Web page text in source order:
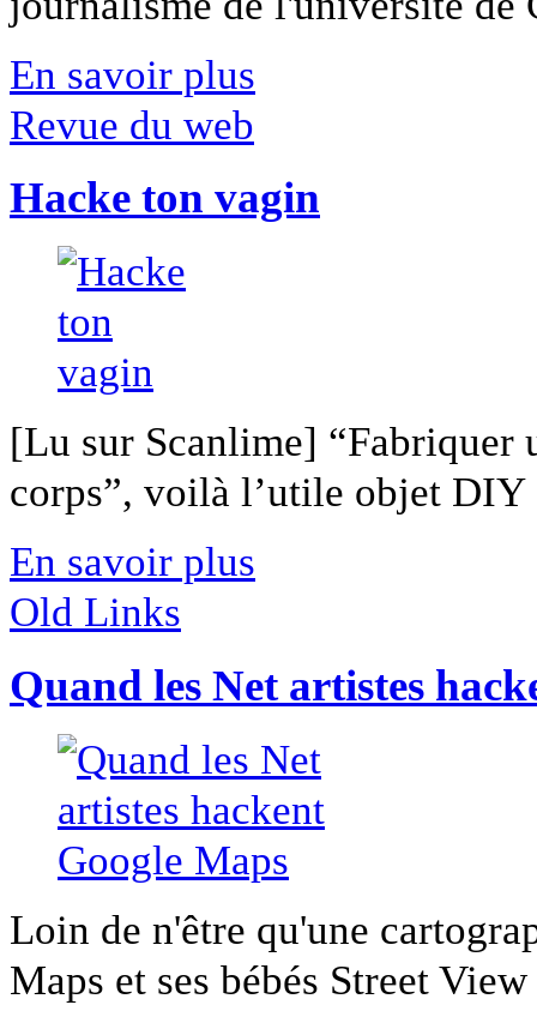
En savoir plus
Revue du web
Hacke ton vagin
[Lu sur Scanlime] “Fabriquer
corps”, voilà l’utile objet
En savoir plus
Old Links
Quand les Net artistes
Loin de n'être qu'une
Maps et ses bébés Street